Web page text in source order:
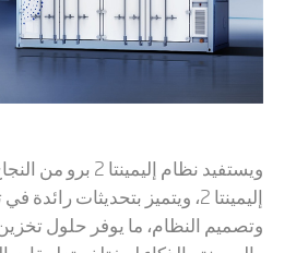
ويستفيد نظام
إليمينتا 2، ويتميز بتحديثات
وتصميم النظام، ما يوفر حلول